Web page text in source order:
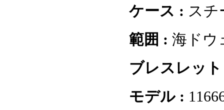
ケース : スチ
範囲 : 海ドウ
ブレスレッ
モデル :